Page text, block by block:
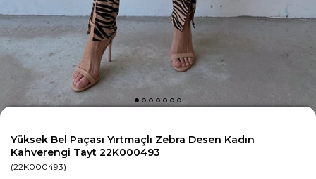
Yüksek Bel Paçası Yırtmaçlı Zebra Desen Kadın
Kahverengi Tayt 22K000493
(22K000493)